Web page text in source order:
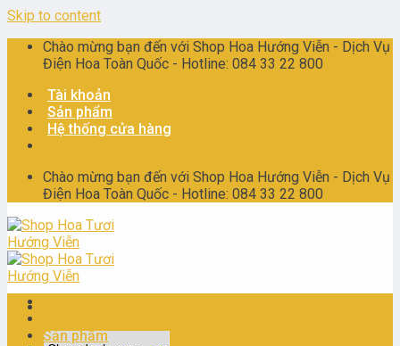
Skip to content
Chào mừng bạn đến với Shop Hoa Hướng Viễn - Dịch Vụ
Điện Hoa Toàn Quốc - Hotline: 084 33 22 800
Tài khoản
Sản phẩm
Hệ thống cửa hàng
Chào mừng bạn đến với Shop Hoa Hướng Viễn - Dịch Vụ
Điện Hoa Toàn Quốc - Hotline: 084 33 22 800
Sản phẩm